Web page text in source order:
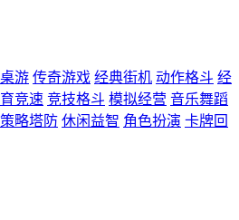
游 传奇游戏 经典街机 动作格斗 经
竞速 竞技格斗 模拟经营 音乐舞蹈
策略塔防 休闲益智 角色扮演 卡牌回